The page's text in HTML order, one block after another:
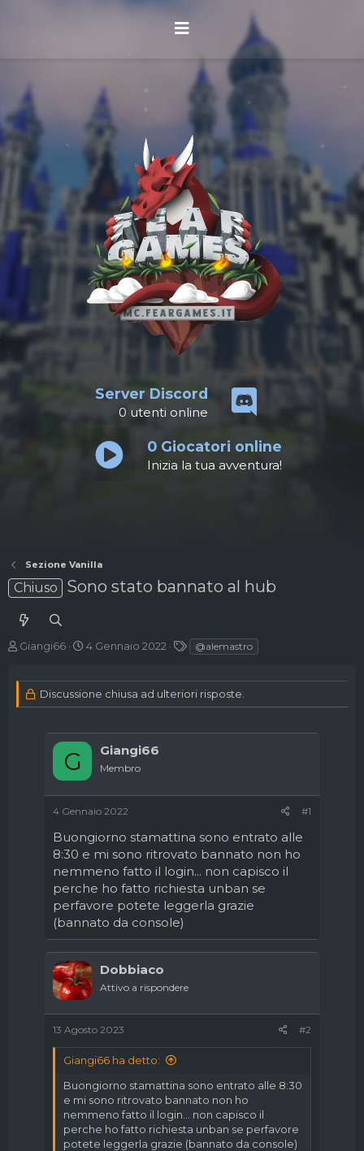
Server Discord
0 utenti online
0Giocatori online
Inizia la tua avventura!
Sezione Vanilla
Chiuso Sono stato bannato al hub
A
Giangi66
D
i
n
z
4 Gennaio 2022 @alemastro
Discussione chiusa ad ulteriori risposte.
G Giangi66
Membro
4 Gennaio 2022 #1
Buongiorno stamattina sono entrato alle
8:30 e mi sono ritrovato bannato non ho
nemmeno fatto il login... non capisco il
perche ho fatto richiesta unban se
perfavore potete leggerla grazie
(bannato da console)
Dobbiaco
Attivo a rispondere
13 Agosto 2023 #2
Giangi66 ha detto:
Buongiorno stamattina sono entrato alle 8:30
e mi sono ritrovato bannato non ho
nemmeno fatto il login... non capisco il
perche ho fatto richiesta unban se perfavore
potete leggerla grazie (bannato da console)